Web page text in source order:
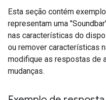
Esta seção contém
representam uma
nas características do
ou remover características
modifique as respostas de
mudanças.